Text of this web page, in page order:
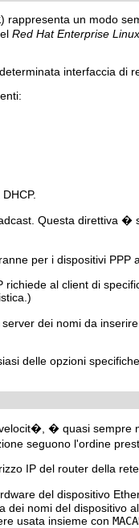
) rappresenta un modo
Red Hat Enterprise
interfaccia di
Questa direttiva �
per i dispositivi PPP
al client di
dei nomi da
delle opzioni
� quasi sempre
seguono l'ordine
IP del router della
del dispositivo
nomi del dispositivo
usata insieme con